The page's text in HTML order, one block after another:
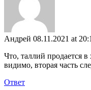
Андрей 08.11.2021 at
Что, таллий продается
видимо, вторая часть
Ответ